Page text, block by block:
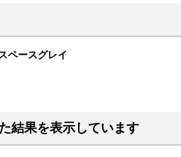
ペースグレイ
結果を表示しています